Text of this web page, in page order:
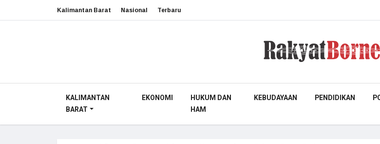
Kalimantan Barat Nasional Terbaru
KALIMANTAN
BARAT
EKONOMI
HUKUM DAN
HAM
KEBUDAYAAN PENDIDIKAN